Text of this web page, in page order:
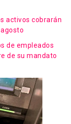
activos cobrarán
de empleados
de su mandato